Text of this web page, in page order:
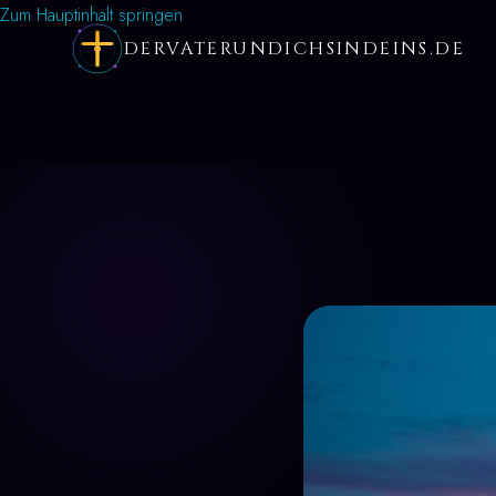
Zum Hauptinhalt springen
DERVATERUNDICHSINDEINS.DE